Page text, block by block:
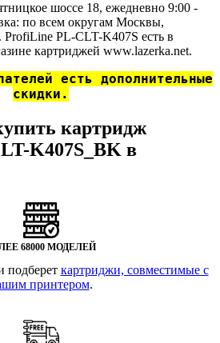
шоссе 18, ежедневно 9:00 -
по всем округам Москвы,
PL-CLT-K407S есть в
картриджей www.lazerka.net.
есть дополнительные
скидки.
картридж
K407S_BK в
68000 МОДЕЛЕЙ
подберет картриджи, совместимые с
принтером.